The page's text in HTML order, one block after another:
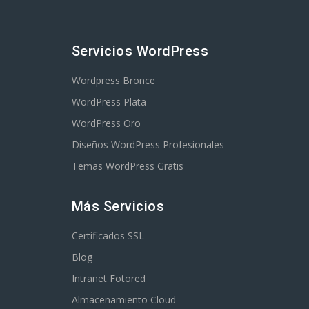
Servicios WordPress
Wordpress Bronce
WordPress Plata
WordPress Oro
Diseños WordPress Profesionales
Temas WordPress Gratis
Más Servicios
Certificados SSL
Blog
Intranet Fotored
Almacenamiento Cloud